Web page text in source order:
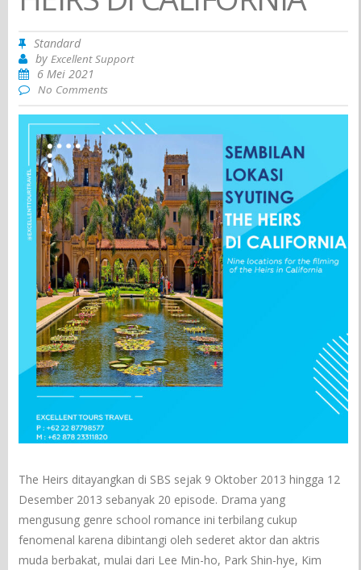
Standard
byExcellent Support
6 Mei 2021
No Comments
The Heirs ditayangkan di SBS sejak 9 Oktober 2013 hingga 12
Desember 2013 sebanyak 20 episode. Drama yang
mengusung genre school romance ini terbilang cukup
fenomenal karena dibintangi oleh sederet aktor dan aktris
muda berbakat, mulai dari Lee Min-ho, Park Shin-hye, Kim